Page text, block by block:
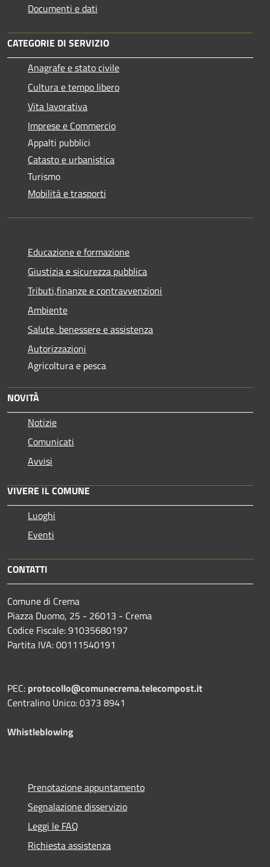
Documenti e dati
CATEGORIE DI SERVIZIO
Anagrafe e stato civile
Cultura e tempo libero
Vita lavorativa
Imprese e Commercio
Appalti pubblici
Catasto e urbanistica
Turismo
Mobilità e trasporti
Educazione e formazione
Giustizia e sicurezza pubblica
Tributi,finanze e contravvenzioni
Ambiente
Salute, benessere e assistenza
Autorizzazioni
Agricoltura e pesca
NOVITÀ
Notizie
Comunicati
Avvisi
VIVERE IL COMUNE
Luoghi
Eventi
CONTATTI
Comune di Crema
Piazza Duomo, 25 - 26013 - Crema
Codice Fiscale: 91035680197
Partita IVA: 00111540191
PEC: protocollo@comunecrema.telecompost.it
Centralino Unico: 0373 8941
Whistleblowing
Prenotazione appuntamento
Segnalazione disservizio
Leggi le FAQ
Richiesta assistenza